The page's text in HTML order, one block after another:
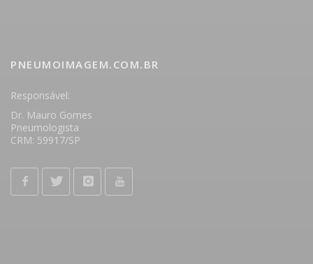
PNEUMOIMAGEM.COM.BR
Responsável:
Dr. Mauro Gomes
Pneumologista
CRM: 59917/SP